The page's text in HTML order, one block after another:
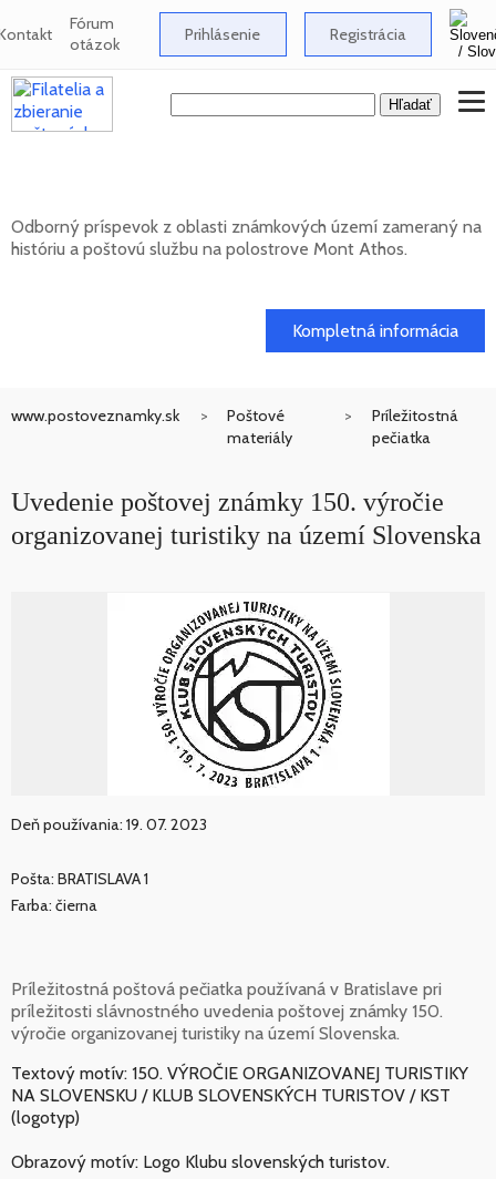
Fórum
otázok Prihlásenie Registrácia
Odborný príspevok z oblasti známkových území zameraný na
históriu a poštovú službu na polostrove Mont Athos.
Kompletná informácia
www.postoveznamky.sk
Poštové
materiály
Príležitostná
pečiatka
Uvedenie poštovej známky 150. výročie
organizovanej turistiky na území Slovenska
Deň používania: 19. 07. 2023
Pošta: BRATISLAVA 1
Farba: čierna
Príležitostná poštová pečiatka používaná v Bratislave pri
príležitosti slávnostného uvedenia poštovej známky 150.
výročie organizovanej turistiky na území Slovenska.
Textový motív: 150. VÝROČIE ORGANIZOVANEJ TURISTIKY
NA SLOVENSKU / KLUB SLOVENSKÝCH TURISTOV / KST
(logotyp)
Obrazový motív: Logo Klubu slovenských turistov.